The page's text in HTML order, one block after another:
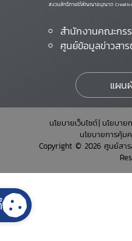
สงวนสิทธิ์ภายใต้สัญญาอนุญาต
สำนักงานคณะกร
ศูนย์ข้อมูลข่าวสา
แผน
นโยบายเว็บไซต์ นโยบาย
นโยบายการคุ้ม
Copyright © 2026 ศูนย์สา